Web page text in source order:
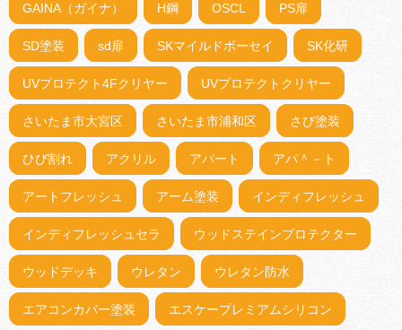
GAINA（ガイナ） H鋼 OSCL PS扉
SD塗装 sd扉 SKマイルドボーセイ SK化研
UVプロテクト4Fクリヤー UVプロテクトクリヤー
さいたま市大宮区 さいたま市浦和区 さび塗装
ひび割れ アクリル アパート アパ＾－ト
アートフレッシュ アーム塗装 インディフレッシュ
インディフレッシュセラ ウッドステインプロテクター
ウッドデッキ ウレタン ウレタン防水
エアコンカバー塗装 エスケープレミアムシリコン